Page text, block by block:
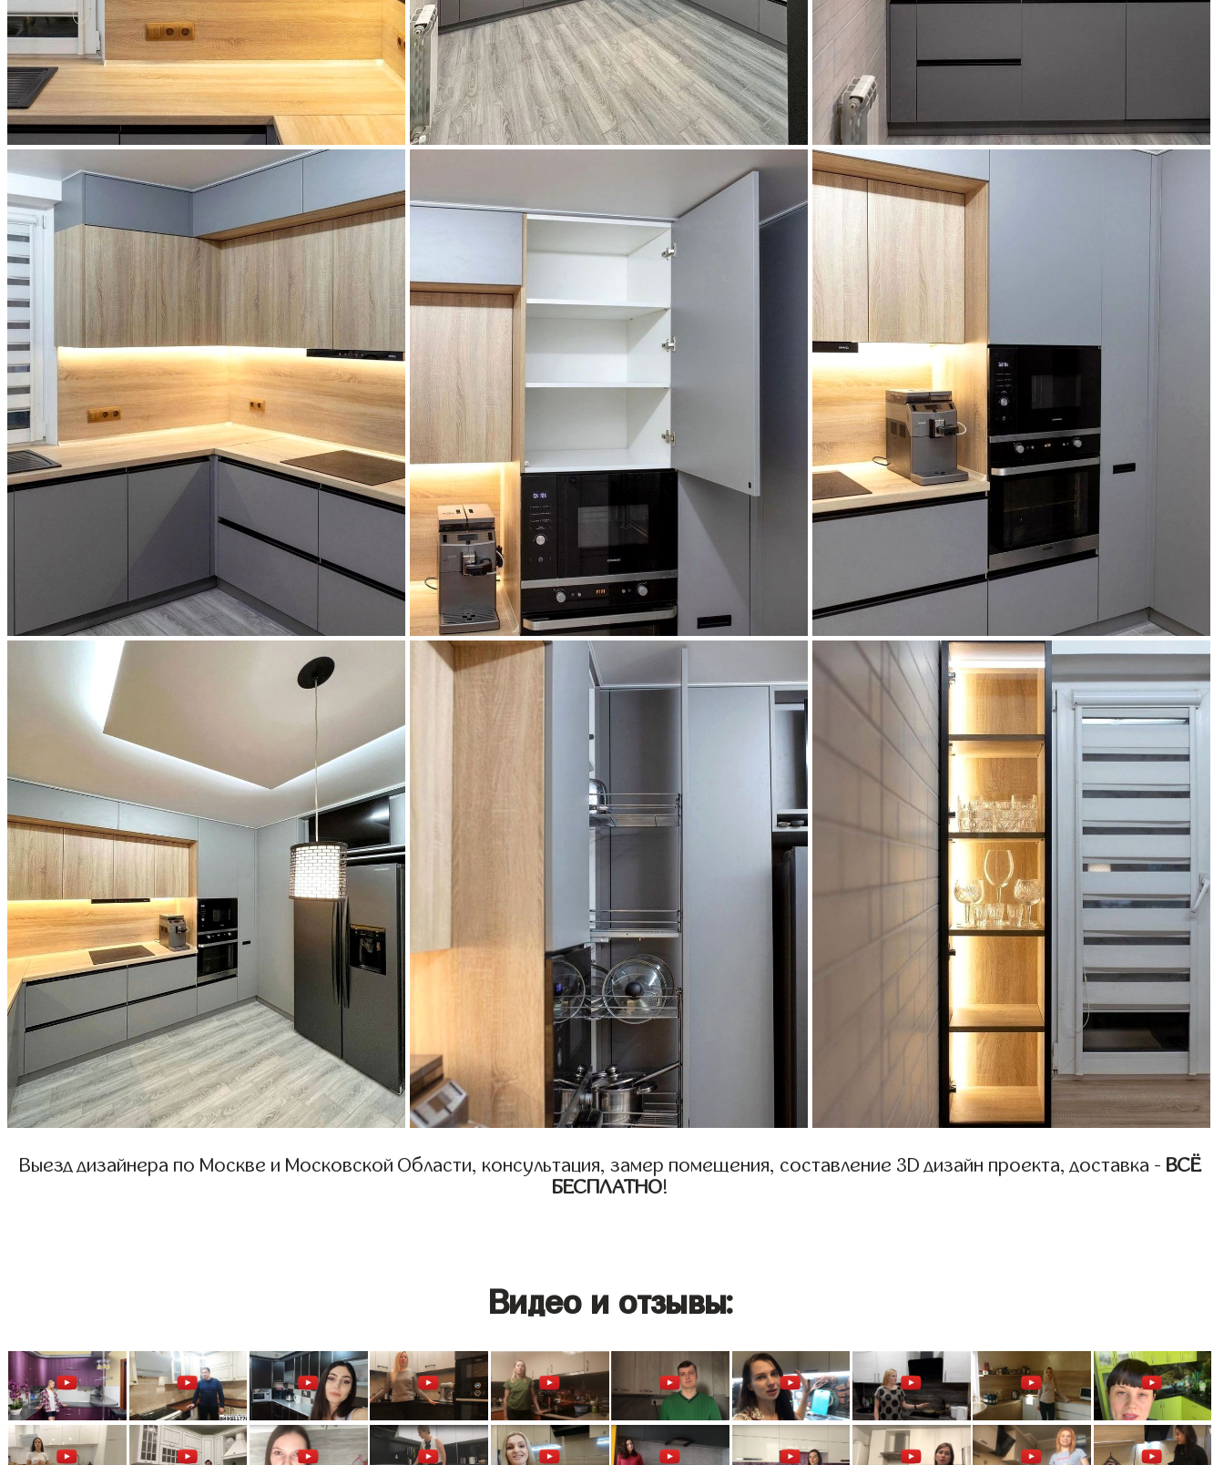
Выезд дизайнера по Москве и Московской Области, консультация, замер помещения, составление 3D дизайн проекта, доставка - ВСЁ
БЕСПЛАТНО!
Видео и отзывы: